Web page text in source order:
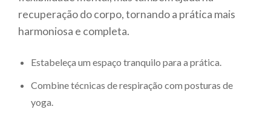
recuperação do corpo, tornando a prática mais
harmoniosa e completa.
Estabeleça um espaço tranquilo para a prática.
Combine técnicas de respiração com posturas de
yoga.